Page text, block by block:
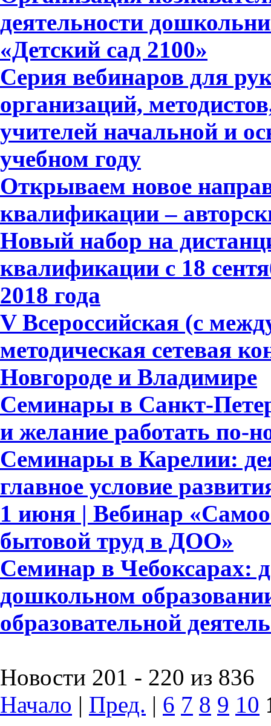
деятельности
«Детский сад 2100»
Серия вебинаров для
организаций,
учителей начальной и
учебном году
Открываем новое
квалификации –
Новый набор на
квалификации с 18
2018 года
V Всероссийская (с
методическая сетевая
Новгороде и Владимире
Семинары в Санкт-
и желание работать по-
Семинары в Карелии:
главное условие
1 июня | Вебинар
бытовой труд в ДОО»
Семинар в Чебоксарах:
дошкольном
образовательной
Новости 201 - 220 из 836
Начало | Пред. | 6 7 8 9 10